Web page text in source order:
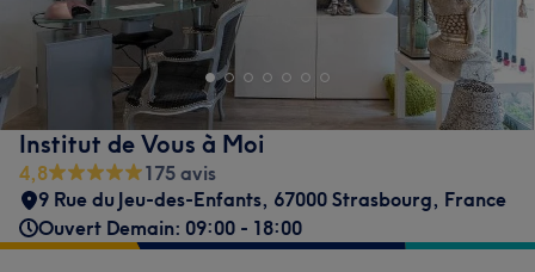
Institut de Vous à Moi
4,8
175 avis
9 Rue du Jeu-des-Enfants, 67000 Strasbourg, France
Ouvert Demain: 09:00 - 18:00